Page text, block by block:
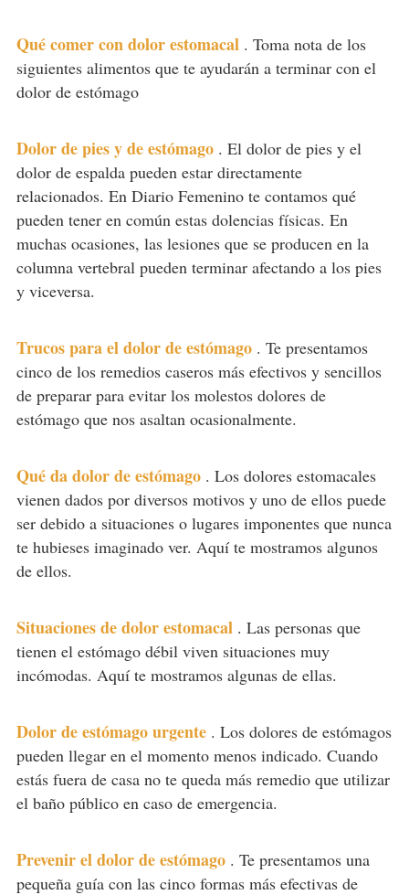
Qué comer con dolor estomacal . Toma nota de los
siguientes alimentos que te ayudarán a terminar con el
dolor de estómago
Dolor de pies y de estómago . El dolor de pies y el
dolor de espalda pueden estar directamente
relacionados. En Diario Femenino te contamos qué
pueden tener en común estas dolencias físicas. En
muchas ocasiones, las lesiones que se producen en la
columna vertebral pueden terminar afectando a los pies
y viceversa.
Trucos para el dolor de estómago . Te presentamos
cinco de los remedios caseros más efectivos y sencillos
de preparar para evitar los molestos dolores de
estómago que nos asaltan ocasionalmente.
Qué da dolor de estómago . Los dolores estomacales
vienen dados por diversos motivos y uno de ellos puede
ser debido a situaciones o lugares imponentes que nunca
te hubieses imaginado ver. Aquí te mostramos algunos
de ellos.
Situaciones de dolor estomacal . Las personas que
tienen el estómago débil viven situaciones muy
incómodas. Aquí te mostramos algunas de ellas.
Dolor de estómago urgente . Los dolores de estómagos
pueden llegar en el momento menos indicado. Cuando
estás fuera de casa no te queda más remedio que utilizar
el baño público en caso de emergencia.
Prevenir el dolor de estómago . Te presentamos una
pequeña guía con las cinco formas más efectivas de